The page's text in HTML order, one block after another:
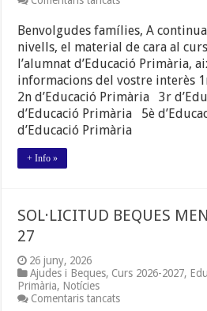
DE
MATERIAL
I
REUNIONS
FAMÍLIES.
EDUCACIÓ
PRIMÀRIA.
CURS
2026-
2027
Benvolgudes famílies, A
nivells, el material de cara al
l’alumnat d’Educació Primària,
informacions del vostre interès
2n d’Educació Primària 3r
d’Educació Primària 5è
d’Educació Primària
+ Info »
SOL·LICITUD BEQUES
27
26 juny, 2026
Ajudes i Beques, Curs 2026-2027,
Primària, Notícies
Comentaris tancatsa